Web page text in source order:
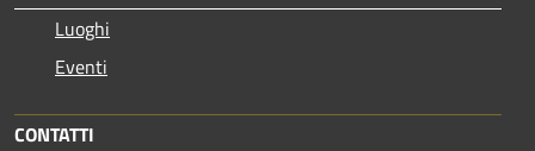
Luoghi
Eventi
CONTATTI